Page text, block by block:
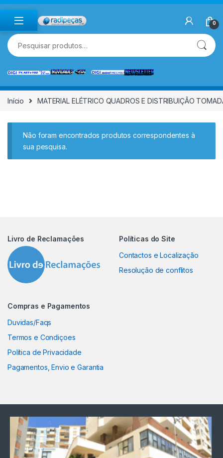
Skip to navigation
Skip to content
0
Pesquisar por:
Início MATERIAL ELÉTRICO QUADROS E DISTRIBUIÇÃO
Não foram encontrados produtos correspondentes à
sua pesquisa.
Livro de Reclamações
Políticas do Site
Contactos e Localização
Resolução de conflitos
Compras e Pagamentos
Duvidas/Faqs
Termos e Condiçoes
Política de Privacidade
Pagamentos, Envio e Garantia